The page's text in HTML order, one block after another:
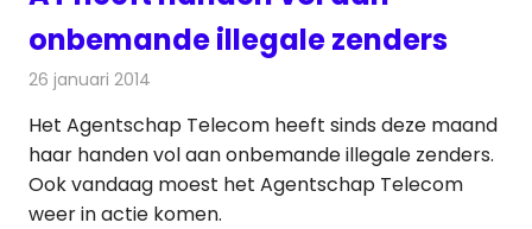
onbemande illegale zenders
26 januari 2014
Het Agentschap Telecom heeft sinds deze maand
haar handen vol aan onbemande illegale zenders.
Ook vandaag moest het Agentschap Telecom
weer in actie komen.